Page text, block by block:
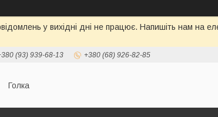
у вихідні дні не працює. Напишіть нам на
(93) 939-68-13 +380 (68) 926-82-85
Голка